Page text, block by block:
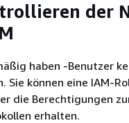
der
haben -Benutzer
Sie können eine IAM-
die Berechtigungen
erhalten.